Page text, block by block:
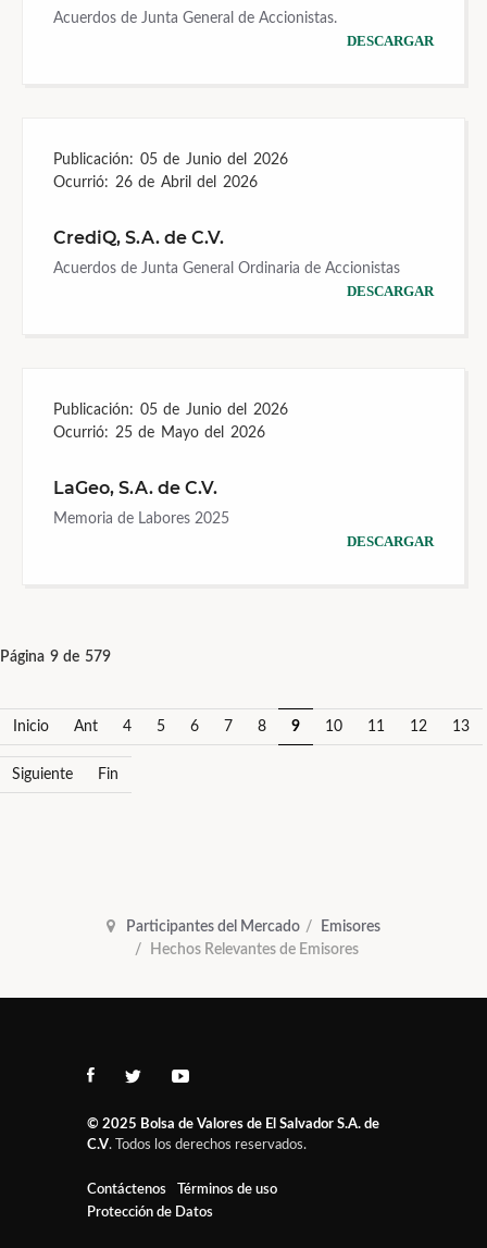
Acuerdos de Junta General de Accionistas.
DESCARGAR
Publicación: 05 de Junio del 2026
Ocurrió: 26 de Abril del 2026
CrediQ, S.A. de C.V.
Acuerdos de Junta General Ordinaria de Accionistas
DESCARGAR
Publicación: 05 de Junio del 2026
Ocurrió: 25 de Mayo del 2026
LaGeo, S.A. de C.V.
Memoria de Labores 2025
DESCARGAR
Página 9 de 579
Inicio Ant 4 5 6 7 8 9 10 11 12 13
Siguiente Fin
Participantes del Mercado
Emisores
Hechos Relevantes de Emisores
© 2025 Bolsa de Valores de El Salvador S.A. de
C.V. Todos los derechos reservados.
Contáctenos
Términos de uso
Protección de Datos